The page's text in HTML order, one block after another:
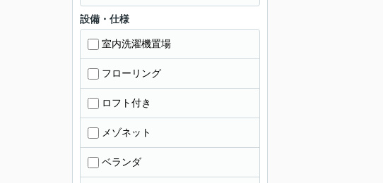
設備・仕様
室内洗濯機置場
フローリング
ロフト付き
メゾネット
ベランダ